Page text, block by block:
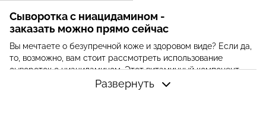
Сыворотка с ниацидамином -
заказать можно прямо сейчас
Вы мечтаете о безупречной коже и здоровом виде? Если да,
то, возможно, вам стоит рассмотреть использование
сывороток с ниацидамином. Этот витаминный компонент
может помочь улучшить состояние вашей кожи и сделать ее
Развернуть